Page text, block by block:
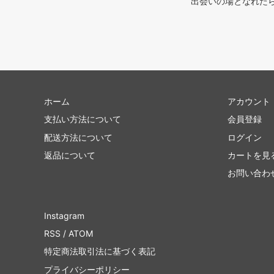
ホーム
支払い方法について
配送方法について
返品について
アカウント
会員登録
ログイン
カートを見
お問い合わ
Instagram
RSS / ATOM
特定商法取引法に基づく表記
プライバシーポリシー